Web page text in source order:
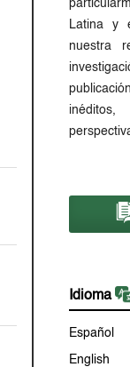
Latina y
nuestra
Idioma
Español
English